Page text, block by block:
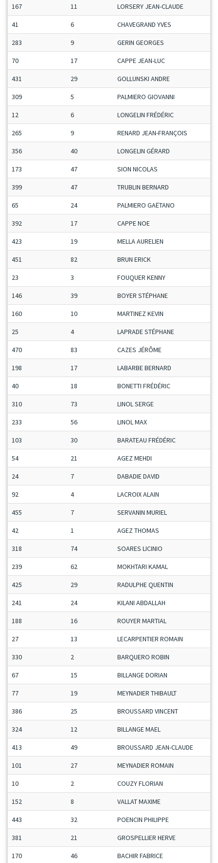
167 11 LORSERY JEAN-CLAUDE
41 6 CHAVEGRAND YVES
283 9 GERIN GEORGES
70 17 CAPPE JEAN-LUC
431 29 GOLLUNSKI ANDRE
309 5 PALMIERO GIOVANNI
12 6 LONGELIN FRÉDÉRIC
265 9 RENARD JEAN-FRANÇOIS
356 40 LONGELIN GÉRARD
173 47 SION NICOLAS
399 47 TRUBLIN BERNARD
65 24 PALMIERO GAËTANO
392 17 CAPPE NOE
423 19 MELLA AURELIEN
451 82 BRUN ERICK
23 3 FOUQUER KENNY
146 39 BOYER STÉPHANE
160 10 MARTINEZ KEVIN
25 4 LAPRADE STÉPHANE
470 83 CAZES JÉRÔME
198 17 LABARBE BERNARD
40 18 BONETTI FRÉDÉRIC
310 73 LINOL SERGE
233 56 LINOL MAX
103 30 BARATEAU FRÉDÉRIC
54 21 AGEZ MEHDI
24 7 DABADIE DAVID
92 4 LACROIX ALAIN
455 7 SERVANIN MURIEL
42 1 AGEZ THOMAS
318 74 SOARES LICINIO
239 62 MOKHTARI KAMAL
425 29 RADULPHE QUENTIN
241 24 KILANI ABDALLAH
188 16 ROUYER MARTIAL
27 13 LECARPENTIER ROMAIN
330 2 BARQUERO ROBIN
67 15 BILLANGE DORIAN
77 19 MEYNADIER THIBAULT
386 25 BROUSSARD VINCENT
324 12 BILLANGE MAEL
413 49 BROUSSARD JEAN-CLAUDE
101 27 MEYNADIER ROMAIN
10 2 COUZY FLORIAN
152 8 VALLAT MAXIME
443 32 POENCIN PHILIPPE
381 21 GROSPELLIER HERVE
170 46 BACHIR FABRICE